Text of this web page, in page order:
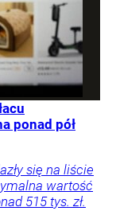
ponad pół
się na liście
wartość
515 tys. zł.